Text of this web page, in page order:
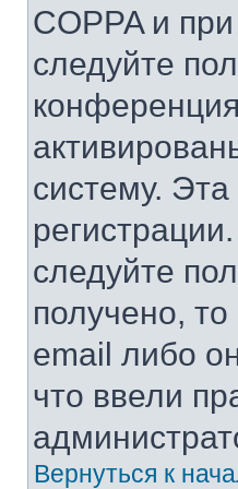
COPPA и
следуйте
систему.
следуйте
получено,
email либо
что ввели
Вернуться к